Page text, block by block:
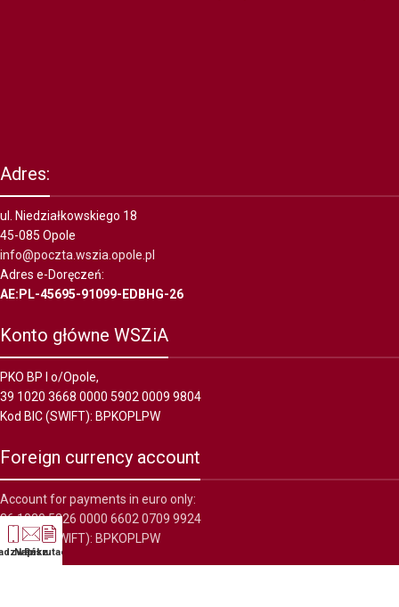
Adres:
ul. Niedziałkowskiego 18
45-085 Opole
info@poczta.wszia.opole.pl
Adres e-Doręczeń:
AE:PL-45695-91099-EDBHG-26
Konto główne WSZiA
PKO BP I o/Opole,
39 1020 3668 0000 5902 0009 9804
Kod BIC (SWIFT): BPKOPLPW
Foreign currency account
Account for payments in euro only:
36 1020 5226 0000 6602 0709 9924
Kod BIC (SWIFT): BPKOPLPW
Napisz
Rekrutacja